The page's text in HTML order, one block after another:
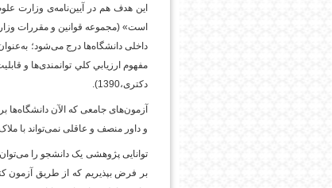
این هدف هم در آیین‌نامه‌ی وزارت
است» (مجموعه قوانین و مقررات
داخلی دانشگاه‌ها درج می‌شود؛
مفهوم ارزيابي كلي توانمندی‌ها و
دکتری،1390).
آزمون‌های جامعی که الآن دانشگاه‌ها
و داور منصف و عاقلی نمی‌تواند با
توانایی پژوهشی یک دانشجو را
بر فرض بپذیریم که از طریق آزمون